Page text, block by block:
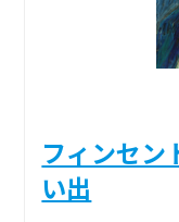
フィンセン
い出